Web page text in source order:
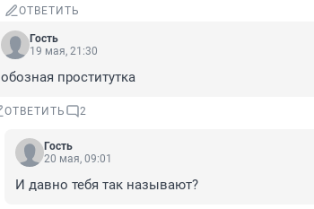
ОТВЕТИТЬ
Гость
19 мая, 21:30
обозная пpоcтитуткa
ОТВЕТИТЬ 2
Гость
20 мая, 09:01
И давно тебя так называют?